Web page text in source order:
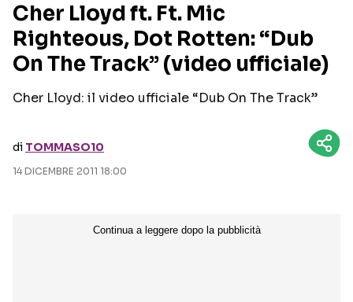
RECENSIONI MUSICALI
INTERVISTE
GOSSIP E CURIOSITÀ
TESTI CANZONI
TOUR ED EVENTI
TALENT SHOW
Cher Lloyd ft. Ft. Mic
Righteous, Dot Rotten: “Dub
On The Track” (video ufficiale)
Cher Lloyd: il video ufficiale “Dub On The Track”
di TOMMASO10
14 DICEMBRE 2011 18:00